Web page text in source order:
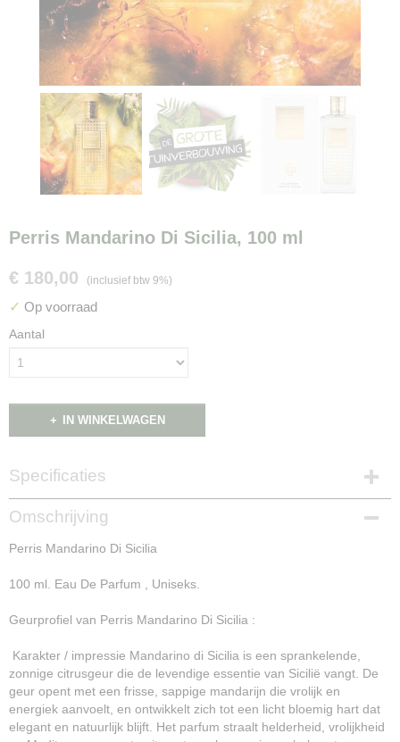
Perris Mandarino Di Sicilia, 100 ml
€ 180,00 (inclusief btw 9%)
✓ Op voorraad
Aantal
IN WINKELWAGEN
Specificaties
Productcode
NG16015
Omschrijving
Perris Mandarino Di Sicilia
100 ml. Eau De Parfum , Uniseks.
Geurprofiel van Perris Mandarino Di Sicilia :
Karakter / impressie Mandarino di Sicilia is een sprankelende,
zonnige citrusgeur die de levendige essentie van Sicilië vangt. De
geur opent met een frisse, sappige mandarijn die vrolijk en
energiek aanvoelt, en ontwikkelt zich tot een licht bloemig hart dat
elegant en natuurlijk blijft. Het parfum straalt helderheid, vrolijkheid